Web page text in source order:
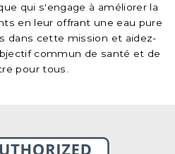
qui s'engage à améliorer la
en leur offrant une eau pure
dans cette mission et aidez-
commun de santé et de
pour tous.